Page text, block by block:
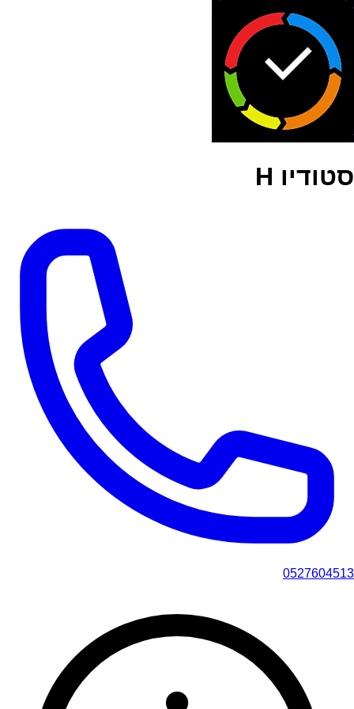
סטודיו H
0527604513